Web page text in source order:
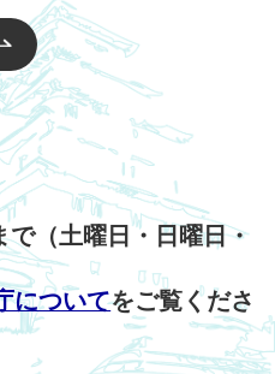
で（土曜日・日曜日・
についてをご覧くださ